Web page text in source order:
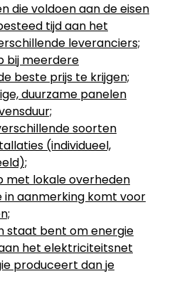
die voldoen aan de eisen
tijd aan het
leveranciers;
bij meerdere
beste prijs te krijgen;
duurzame panelen
soorten
(individueel,
met lokale overheden
in aanmerking komt voor
staat bent om energie
het elektriciteitsnet
produceert dan je